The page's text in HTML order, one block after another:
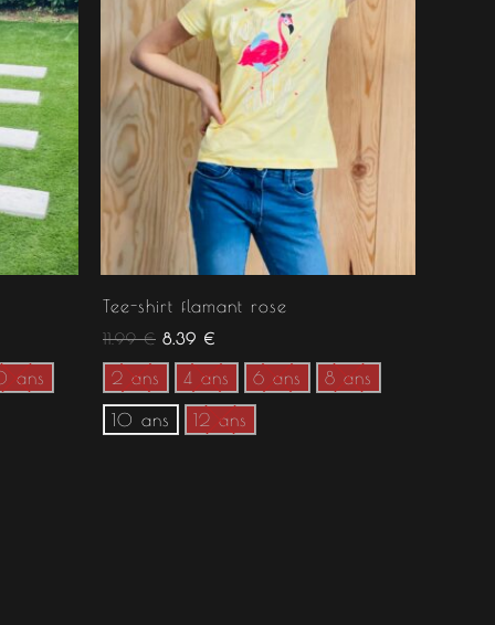
ans
Tee-shirt flamant rose
11.99€ 8.39 €
2 ans 4 ans 6 ans 8 ans
10 ans 12 ans